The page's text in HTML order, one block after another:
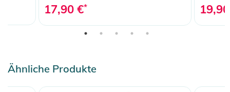
17,90 €*
Ähnliche Produkte